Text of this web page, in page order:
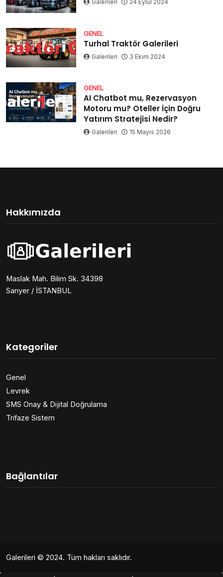
Galerileri 24 Eylül 2024
GENEL
Turhal Traktör Galerileri
Galerileri 3 Ekim 2024
GENEL
AI Chatbot mu, Rezervasyon
Motoru mu? Oteller İçin Doğru
Yatırım Stratejisi Nedir?
Galerileri 15 Mayıs 2026
Hakkımızda
Maslak Mah. Bilim Sk. 34398
Sarıyer / İSTANBUL
Kategoriler
Genel
Levrek
SMS Onay & Dijital Doğrulama
Trifaze Sistem
Bağlantılar
Galerileri © 2024. Tüm hakları saklıdır.